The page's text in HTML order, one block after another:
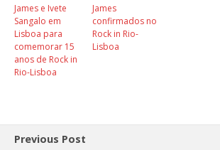
James e Ivete
Sangalo em
Lisboa para
comemorar 15
anos de Rock in
Rio-Lisboa
James
confirmados no
Rock in Rio-
Lisboa
Previous Post